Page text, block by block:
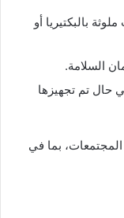
بالبكتيريا أو
السلامة.
حال تم تجهيزها
المجتمعات، بما في